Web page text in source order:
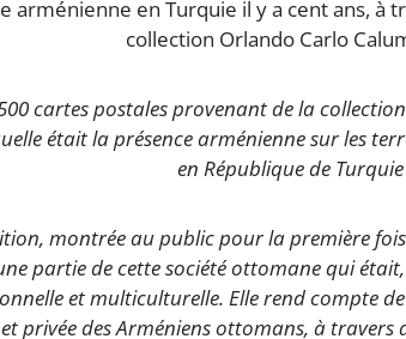
arménienne en Turquie il y a cent ans, à
collection Orlando Carlo
cartes postales provenant de la
était la présence arménienne sur les
en République de Turquie
montrée au public pour la première
partie de cette société ottomane qui
et multiculturelle. Elle rend compte
privée des Arméniens ottomans, à travers